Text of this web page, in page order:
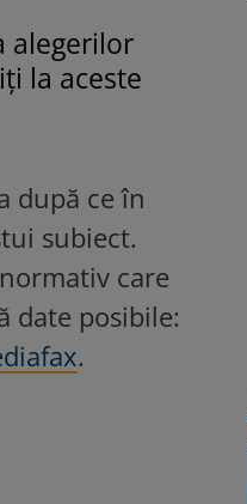
alegerilor
la aceste
după ce în
subiect.
care
date posibile:
.